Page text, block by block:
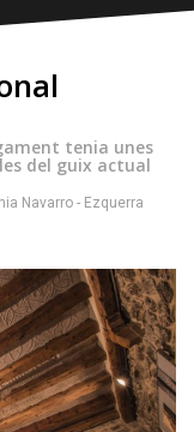
tenia unes
del guix actual
Navarro - Ezquerra